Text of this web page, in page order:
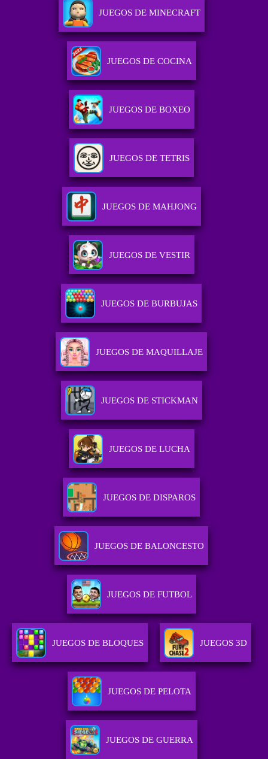
JUEGOS DE MINECRAFT
JUEGOS DE COCINA
JUEGOS DE BOXEO
JUEGOS DE TETRIS
JUEGOS DE MAHJONG
JUEGOS DE VESTIR
JUEGOS DE BURBUJAS
JUEGOS DE MAQUILLAJE
JUEGOS DE STICKMAN
JUEGOS DE LUCHA
JUEGOS DE DISPAROS
JUEGOS DE BALONCESTO
JUEGOS DE FUTBOL
JUEGOS DE BLOQUES JUEGOS 3D
JUEGOS DE PELOTA
JUEGOS DE GUERRA